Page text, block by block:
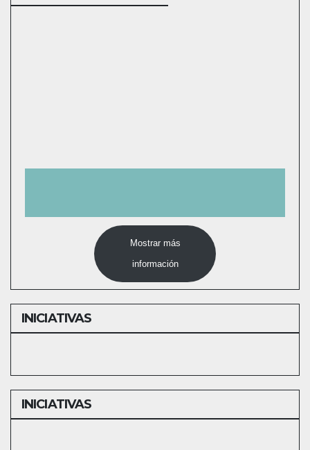
Mostrar más
información
INICIATIVAS
INICIATIVAS